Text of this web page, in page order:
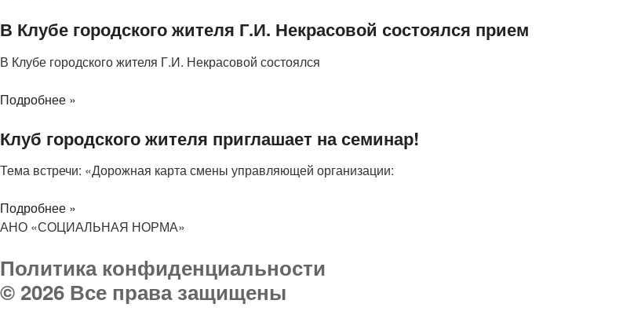
В Клубе городского жителя Г.И. Некрасовой состоялся прием
В Клубе городского жителя Г.И. Некрасовой состоялся
Подробнее »
Клуб городского жителя приглашает на семинар!
Тема встречи: «Дорожная карта смены управляющей организации:
Подробнее »
АНО «СОЦИАЛЬНАЯ НОРМА»
Политика конфиденциальности
© 2026 Все права защищены